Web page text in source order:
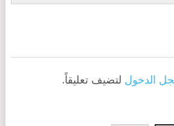
الدخول لتضيف تعليقاً.